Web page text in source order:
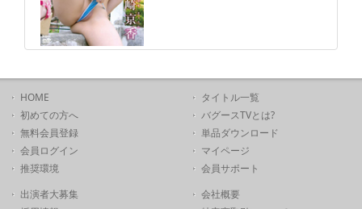
HOME
初めての方へ
無料会員登録
会員ログイン
推奨環境
タイトル一覧
バグースTVとは?
単品ダウンロード
マイページ
会員サポート
出演者大募集
会社概要